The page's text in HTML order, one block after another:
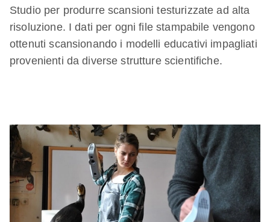
Studio per produrre scansioni testurizzate ad alta
risoluzione. I dati per ogni file stampabile vengono
ottenuti scansionando i modelli educativi impagliati
provenienti da diverse strutture scientifiche.